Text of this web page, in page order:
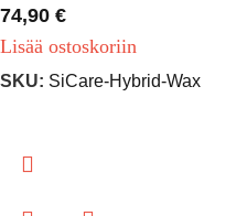
74,90 €
Lisää ostoskoriin
SKU: SiCare-Hybrid-Wax